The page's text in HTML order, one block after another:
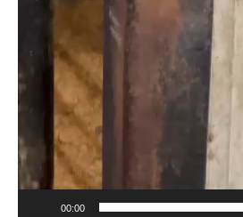
00:00